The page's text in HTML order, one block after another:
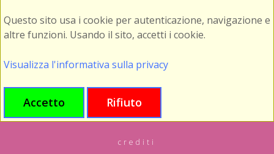
Questo sito usa i cookie per autenticazione, navigazione e
altre funzioni. Usando il sito, accetti i cookie.
Visualizza l'informativa sulla privacy
Accetto Rifiuto
crediti